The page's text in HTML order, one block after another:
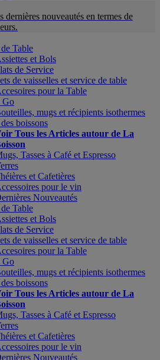
dernières nouveautés en termes de
Table
et Bols
de Service
de vaisselles et service de table
pour la Table
Go
mugs et récipients isothermes
boissons
Tous les Articles autour de La
Tasses à Café et Espresso
et Cafetières
pour le vin
Nouveautés
Table
et Bols
de Service
de vaisselles et service de table
pour la Table
Go
mugs et récipients isothermes
boissons
Tous les Articles autour de La
Tasses à Café et Espresso
et Cafetières
pour le vin
Nouveautés